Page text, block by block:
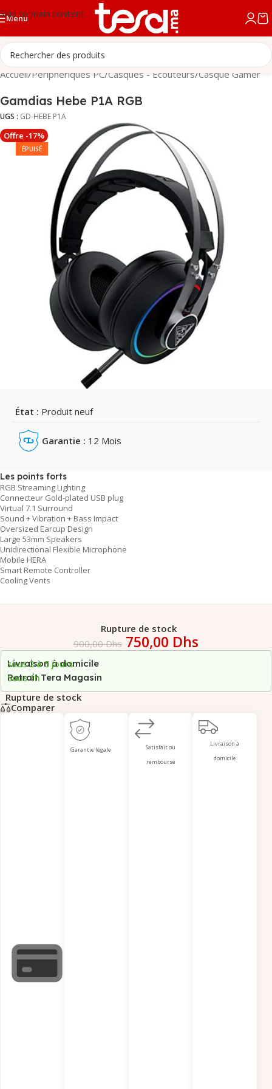
Skip to main content
Menu
Accueil/Périphériques PC/Casques - Écouteurs/Casque Gamer
Gamdias Hebe P1A RGB
UGS : GD-HEBE P1A
Offre -17%
ÉPUISÉ
État : Produit neuf
Garantie : 12 Mois
Les points forts
RGB Streaming Lighting
Connecteur Gold-plated USB plug
Virtual 7.1 Surround
Sound + Vibration + Bass Impact
Oversized Earcup Design
Large 53mm Speakers
Unidirectional Flexible Microphone
Mobile HERA
Smart Remote Controller
Cooling Vents
Rupture de stock
900,00Dhs 750,00 Dhs
Livraison à domicile
sous 2 à 5 jours
Retrait Tera Magasin
Sous 1h
Rupture de stock
Comparer
Garantie légale
Satisfait ou
remboursé
Livraison à
domicile